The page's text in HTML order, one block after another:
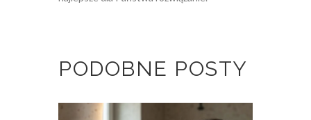
PODOBNE POSTY